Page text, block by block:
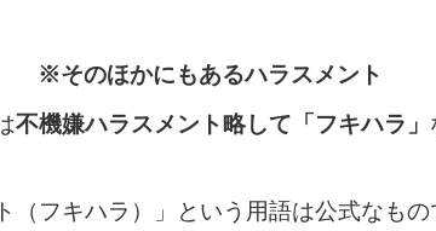
※そのほかにもあるハラスメント
不機嫌ハラスメント略して「フキハラ」
（フキハラ）」という用語は公式なも